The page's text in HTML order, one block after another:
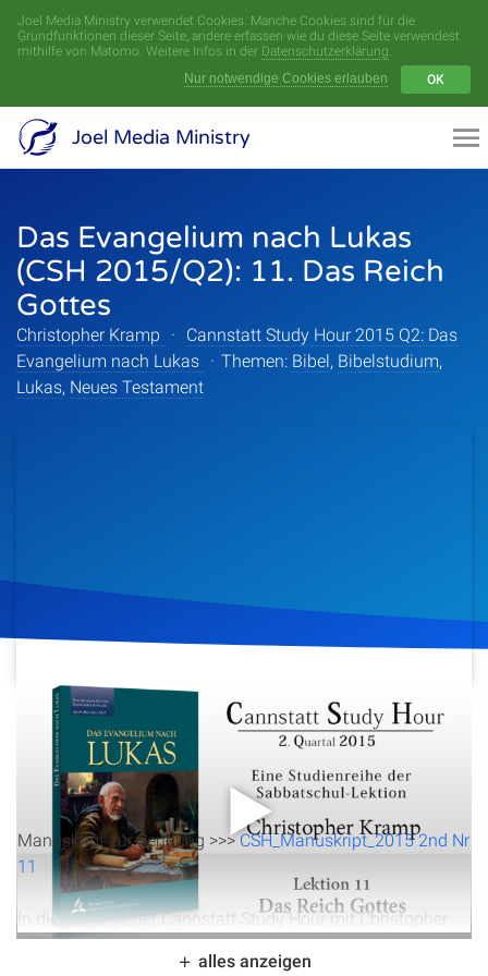
Joel Media Ministry verwendet Cookies. Manche Cookies sind für die
Grundfunktionen dieser Seite, andere erfassen wie du diese Seite verwendest
mithilfe von Matomo. Weitere Infos in der Datenschutzerklärung.
Nur notwendige Cookies erlauben
OK
Joel Media Ministry
Das Evangelium nach Lukas
(CSH 2015/Q2): 11. Das Reich
Gottes
Christopher Kramp ·
Cannstatt Study Hour 2015 Q2: Das
Evangelium nach Lukas · Themen: Bibel, Bibelstudium,
Lukas, Neues Testament
11. Juni 2015 Klicks Download
Manuskript zur Sendung >>>CSH_Manuskript_2015 2nd Nr
11
In dieser Folge der Cannstatt Study Hour mit Christopher
Kramp wird das zentrale Thema des Evangeliums nach
Lukas, das Reich Gottes, beleuchtet. Es wird erklärt, dass
alles anzeigen
Menü
Videoarchiv
Serien
Sprecher
Themen
Über Uns
Kontakt
Spenden